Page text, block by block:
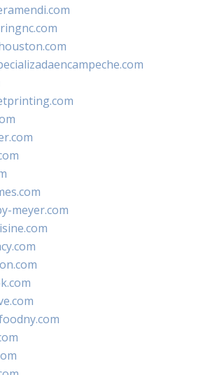
meyer.com